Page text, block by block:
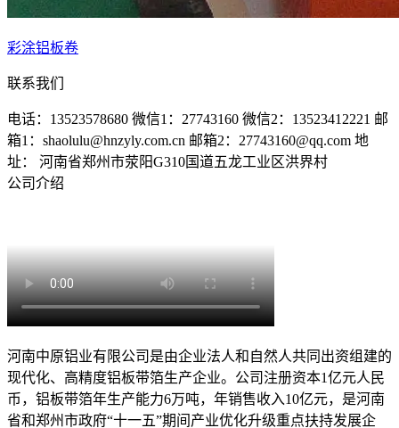
彩涂铝板卷
联系我们
电话：13523578680 微信1：27743160 微信2：13523412221 邮
箱1：shaolulu@hnzyly.com.cn 邮箱2：27743160@qq.com 地
址： 河南省郑州市荥阳G310国道五龙工业区洪界村
公司介绍
河南中原铝业有限公司是由企业法人和自然人共同出资组建的
现代化、高精度铝板带箔生产企业。公司注册资本1亿元人民
币，铝板带箔年生产能力6万吨，年销售收入10亿元，是河南
省和郑州市政府“十一五”期间产业优化升级重点扶持发展企